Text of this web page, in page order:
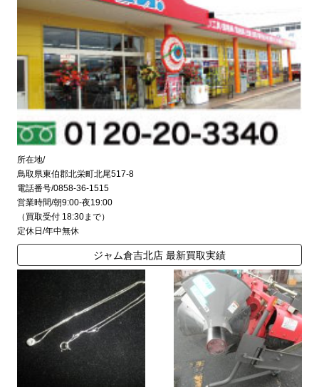
所在地/
鳥取県東伯郡北栄町北尾517-8
電話番号/0858-36-1515
営業時間/朝9:00-夜19:00
（買取受付 18:30まで）
定休日/年中無休
ジャム倉吉北店 最新買取実績